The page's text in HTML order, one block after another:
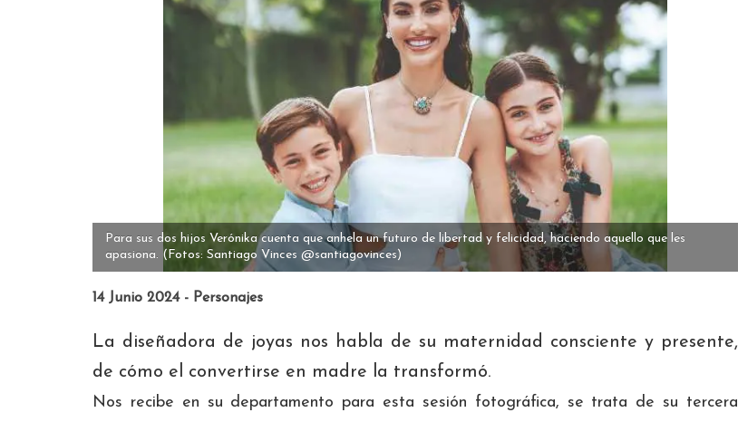
Para sus dos hijos Verónika cuenta que anhela un futuro de libertad y felicidad, haciendo aquello que les
apasiona. (Fotos: Santiago Vinces @santiagovinces)
14 Junio 2024 - Personajes
La diseñadora de joyas nos habla de su maternidad consciente y presente,
de cómo el convertirse en madre la transformó.
Nos recibe en su departamento para esta sesión fotográfica, se trata de su tercera